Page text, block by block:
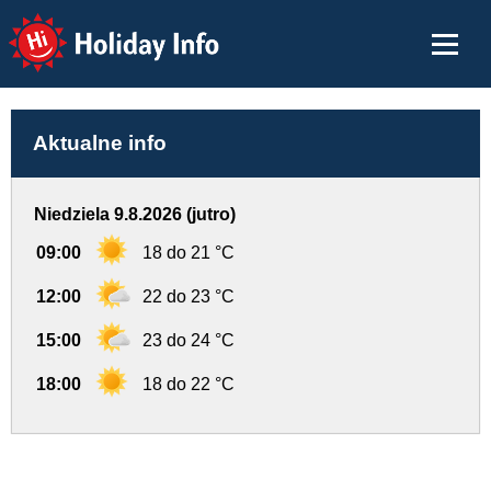
Holiday Info
Aktualne info
Niedziela 9.8.2026 (jutro)
09:00 18 do 21 °C
12:00 22 do 23 °C
15:00 23 do 24 °C
18:00 18 do 22 °C